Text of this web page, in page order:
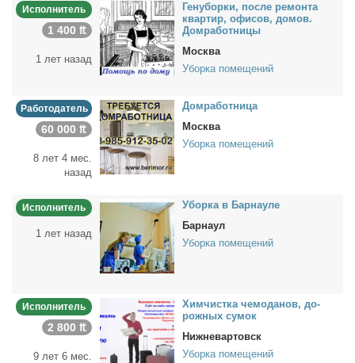
Исполнитель
1 400 ₶
1 лет назад
Ге­ну­бор­ки, по­сле ре­мон­та
квар­тир, офи­сов, до­мов.
Дом­ра­бот­ни­цы
Москва
Уборка помещений
Работодатель
60 000 ₶
8 лет 4 мес.
назад
Дом­ра­бот­ни­ца
Москва
Уборка помещений
Исполнитель
1 лет назад
Убор­ка в Бар­нау­ле
Барнаул
Уборка помещений
Исполнитель
2 800 ₶
9 лет 6 мес.
Хим­чист­ка че­мо­да­нов, до­
рож­ных су­мок
Нижневартовск
Уборка помещений